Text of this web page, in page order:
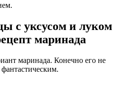
с уксусом и луком
маринада
маринада. Конечно его не
фантастическим.